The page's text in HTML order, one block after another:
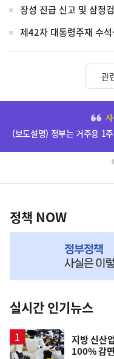
장성 진급 신고 및 삼정
제42차 대통령주재 수석
관
영
책
NOW,
뉴
스
정책 NOW
실시간 인기뉴스
지방 신산
100% 감